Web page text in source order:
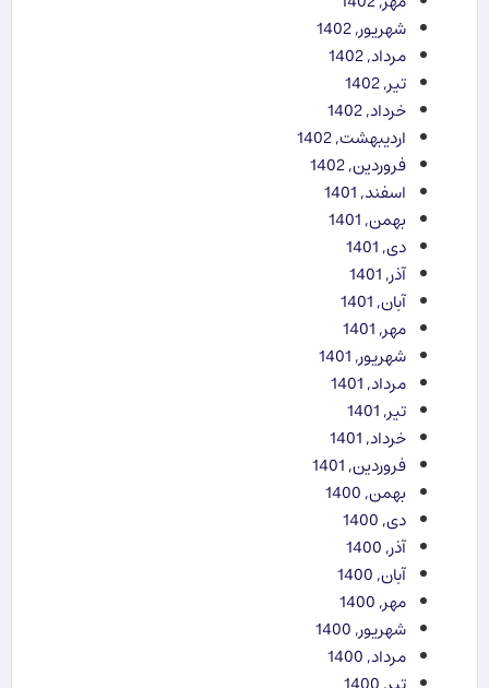
شهریور, 1402
مرداد, 1402
تیر, 1402
خرداد, 1402
اردیبهشت, 1402
فروردین, 1402
اسفند, 1401
بهمن, 1401
دی, 1401
آذر, 1401
آبان, 1401
مهر, 1401
شهریور, 1401
مرداد, 1401
تیر, 1401
خرداد, 1401
فروردین, 1401
بهمن, 1400
دی, 1400
آذر, 1400
آبان, 1400
مهر, 1400
شهریور, 1400
مرداد, 1400